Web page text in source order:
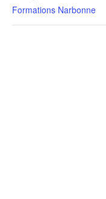
Formations Narbonne